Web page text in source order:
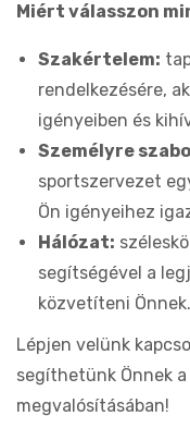
Miért válasszon
Szakértelem:
rendelkezésére,
igényeiben és
Személyre
sportszervezet
Ön igényeihez
Hálózat:
segítségével a
közvetíteni Önnek.
Lépjen velünk
segíthetünk Önnek
megvalósításában!